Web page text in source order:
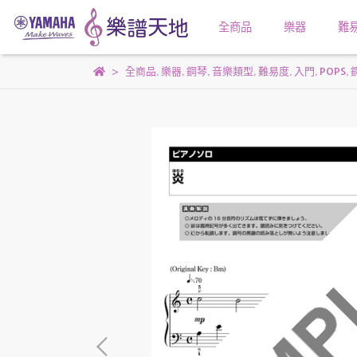
全商品 樂器 難
全商品 樂器, 鋼琴, 音樂類型 難易度, 入門 POPS,